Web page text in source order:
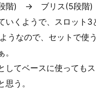
段階) → ブリス(5段
いくようで、スロット
うなので、セットで使
してベースに使っても
思う。